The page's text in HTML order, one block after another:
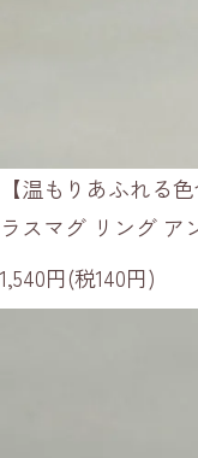
【温もりあふれる
ラスマグ リング ア
1,540円(税140円)